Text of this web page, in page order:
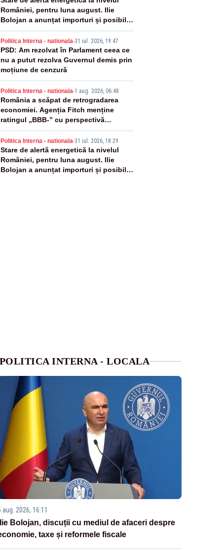
României, pentru luna august. Ilie
Bolojan a anunțat importuri și posibile
restricții – VIDEO
Politica Interna - nationala-31 iul. 2026, 19:47
PSD: Am rezolvat în Parlament ceea ce
nu a putut rezolva Guvernul demis prin
moțiune de cenzură
Politica Interna - nationala-1 aug. 2026, 06:48
România a scăpat de retrogradarea
economiei. Agenția Fitch menține
ratingul „BBB-” cu perspectivă
negativă
Politica Interna - nationala-31 iul. 2026, 18:29
Stare de alertă energetică la nivelul
României, pentru luna august. Ilie
Bolojan a anunțat importuri și posibile
POLITICA INTERNA - LOCALA
aug. 2026, 16:11
Ilie Bolojan, discuții cu mediul de afaceri despre
taxe și reformele fiscale